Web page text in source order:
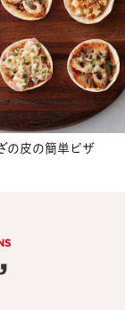
の皮の簡単ピザ